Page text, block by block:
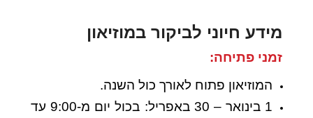
מידע חיוני לביקור במוזיאון
זמני פתיחה:
המוזיאון פתוח לאורך כול השנה.
1 בינואר – 30 באפריל: בכול יום מ-9:00 עד